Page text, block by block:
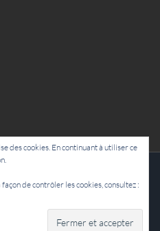
Facebook
des cookies. En continuant à utiliser ce
de contrôler les cookies, consultez :